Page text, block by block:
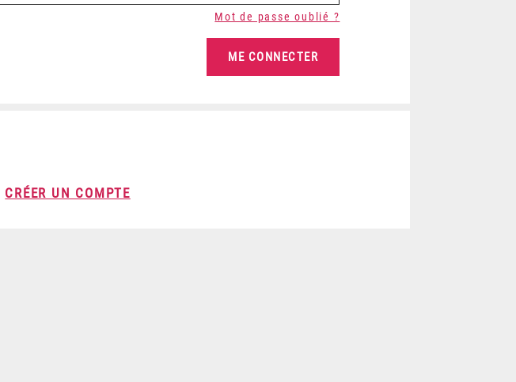
Mot de passe oublié ?
CRÉER UN COMPTE